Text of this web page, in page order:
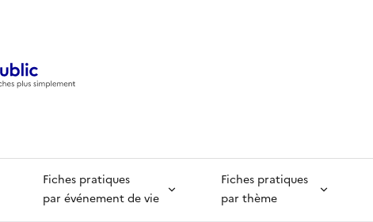
Fiches pratiques
par événement de vie
Fiches pratiques
par thème